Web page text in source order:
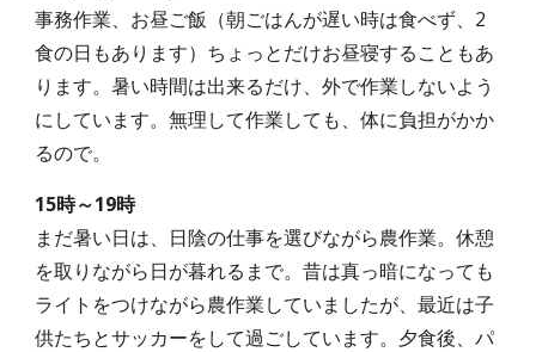
事務作業、お昼ご飯（朝ごはんが遅い時は食べず、2
食の日もあります）ちょっとだけお昼寝することもあ
ります。暑い時間は出来るだけ、外で作業しないよう
にしています。無理して作業しても、体に負担がかか
るので。
15時～19時
まだ暑い日は、日陰の仕事を選びながら農作業。休憩
を取りながら日が暮れるまで。昔は真っ暗になっても
ライトをつけながら農作業していましたが、最近は子
供たちとサッカーをして過ごしています。夕食後、パ